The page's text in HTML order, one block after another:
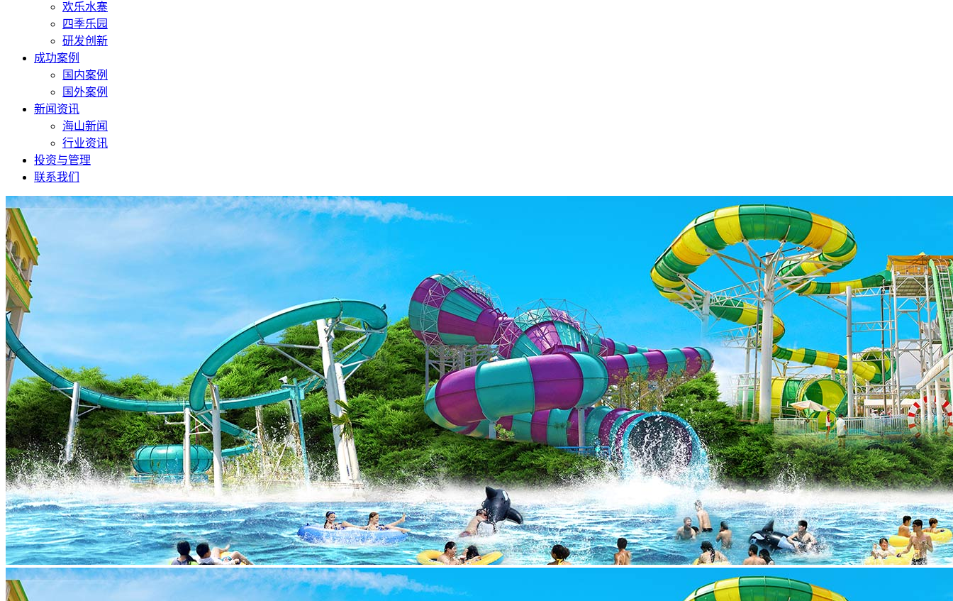
欢乐水寨
四季乐园
研发创新
成功案例
国内案例
国外案例
新闻资讯
海山新闻
行业资讯
投资与管理
联系我们